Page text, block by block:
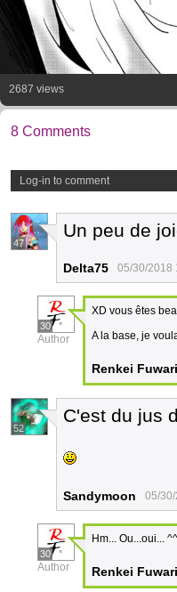
2687 views
8 Comments
Log-in to comment
47
Un peu de
Delta75 05/30/2018
30
Author
XD vous êtes
A la base, je
Renkei
52
C'est du jus
Sandymoon 05/
30
Author
Hm... Ou...oui... ^^
Renkei